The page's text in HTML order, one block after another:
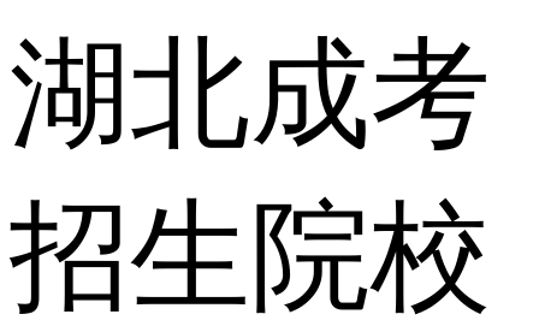
湖北成考
招生院校